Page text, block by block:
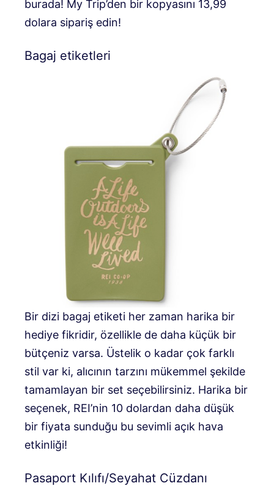
burada! My Trip’den bir kopyasını 13,99
dolara sipariş edin!
Bagaj etiketleri
Bir dizi bagaj etiketi her zaman harika bir
hediye fikridir, özellikle de daha küçük bir
bütçeniz varsa. Üstelik o kadar çok farklı
stil var ki, alıcının tarzını mükemmel şekilde
tamamlayan bir set seçebilirsiniz. Harika bir
seçenek, REI’nin 10 dolardan daha düşük
bir fiyata sunduğu bu sevimli açık hava
etkinliği!
Pasaport Kılıfı/Seyahat Cüzdanı